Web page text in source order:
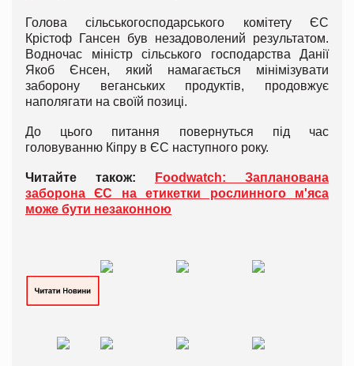
Голова сільськогосподарського комітету ЄС
Крістоф Гансен був незадоволений результатом.
Водночас міністр сільського господарства Данії
Якоб Єнсен, який намагається мінімізувати
заборону веганських продуктів, продовжує
наполягати на своїй позиці.
До цього питання повернуться під час
головуванню Кіпру в ЄС наступного року.
Читайте також:
Foodwatch: Запланована
заборона ЄС на етикетки рослинного м'яса
може бути незаконною